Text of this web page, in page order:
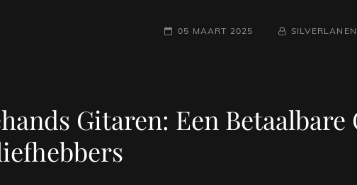
GEPLAATST
05 MAART 2025 NAAMREGEL
BYLINE
Gitaren: Een